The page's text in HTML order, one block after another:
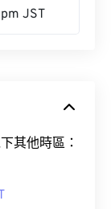
JST
其他時區：